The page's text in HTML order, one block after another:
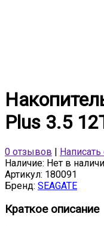
Plus 3.5
0 отзывов
Наличие: Нет в
Артикул: 180091
Бренд: SEAGATE
Краткое описание